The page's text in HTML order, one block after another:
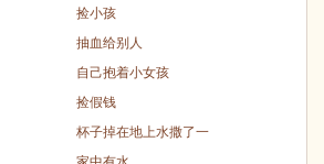
捡小孩
抽血给别人
自己抱着小女孩
捡假钱
杯子掉在地上水撒了一